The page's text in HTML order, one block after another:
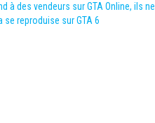
à des vendeurs sur GTA Online, ils ne
se reproduise sur GTA 6